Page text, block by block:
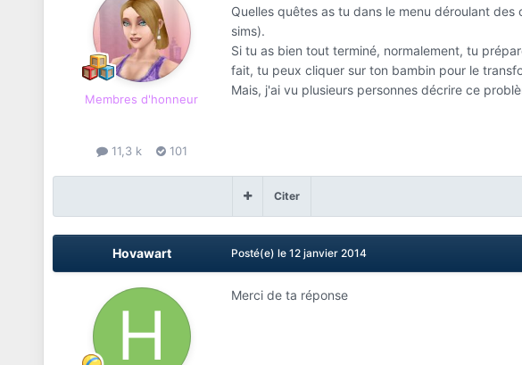
Membres d'honneur
11,3 k 101
Quelles quêtes as tu dans le menu déroulant
sims).
Si tu as bien tout terminé, normalement, tu
fait, tu peux cliquer sur ton bambin pour le
Mais, j'ai vu plusieurs personnes décrire ce
Citer
Hovawart Posté(e) le 12 janvier 2014
Merci de ta réponse